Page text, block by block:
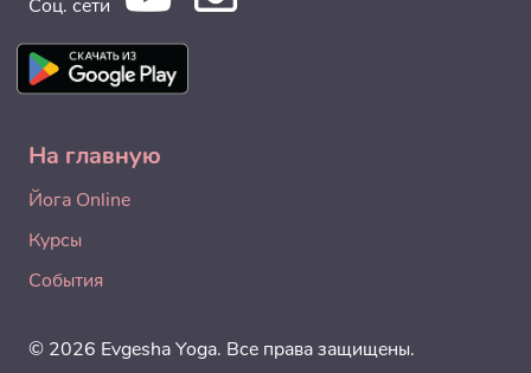
Соц. сети
На главную
Йога Online
Курсы
События
© 2026 Evgesha Yoga. Все права защищены.